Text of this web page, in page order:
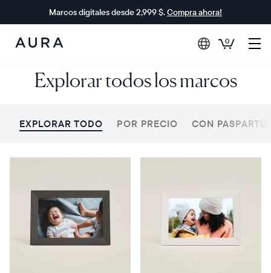
Marcos digitales desde 2,999 $.Compra ahora!
Aura
Frames
0
Explorar todos los marcos
EXPLORAR TODO POR PRECIO CON PASPARTÚ